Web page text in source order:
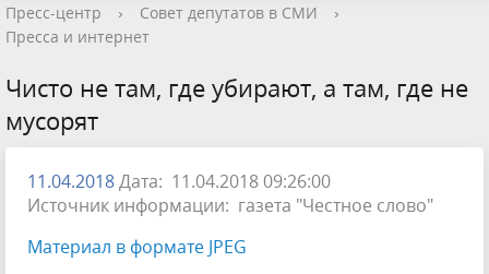
Пресс-центр › Совет депутатов в СМИ
›
Пресса и интернет
Чисто не там, где убирают, а там, где не
мусорят
11.04.2018Дата: 11.04.2018 09:26:00
Источник информации: газета "Честное слово"
Материал в формате JPEG